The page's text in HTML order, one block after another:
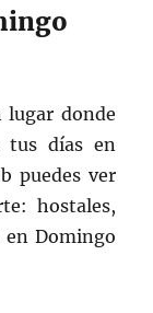
lugar donde
tus días en
puedes ver
hostales,
en Domingo